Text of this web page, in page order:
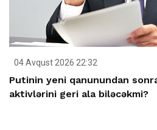
04 Avqust 2026 22:32
Putinin yeni qanunundan
aktivlərini geri ala biləcəkmi?